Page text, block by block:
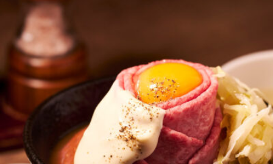
함）, 여성은 ４,３７８엔（세금 포함）으로 스시를 포함한 １０
０가지 메뉴를 무제한으로 즐길 수 있습니다. 음료 무제한은 별도
로 비용이 발생하며, 소프트 드링크는 ６３８엔（세금 포함）, 맥
주 등 알코올 음료를 포함할 경우 １,６２８엔（세금 포함）입니
다. 메뉴는 일본어, 영어 외에 중국어와 한국어로도 대응하고 있어,
일본인뿐만 아니라 외국인 관광객에게도 인기가 많습니다. 무제한
이용 규칙도 영어로 기재되어 있어 초보자도 안심입니다. 인기 있
는 토핑은 참치 중뱃살과 성게를 비롯해 가리비, 연어, 연어알, 붕장
어의 ６종류입니다. 참치와 연어는 절임이나 불에 구운 것도 제공
하므로, 조리 방법에 따른 맛의 변화를...